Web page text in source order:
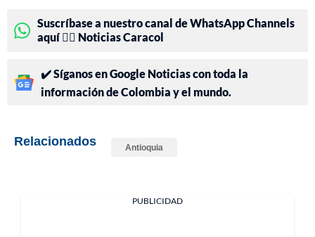
Suscríbase a nuestro canal de WhatsApp Channels
aquí 👉🏻 Noticias Caracol
✔️ Síganos en Google Noticias con toda la
información de Colombia y el mundo.
Relacionados Antioquia
PUBLICIDAD